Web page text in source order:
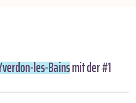
les-Bainsmit der #1